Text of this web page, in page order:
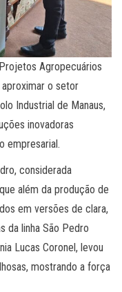
Agropecuários
o setor
Industrial de Manaus,
inovadoras
empresarial.
considerada
além da produção de
em versões de clara,
da linha São Pedro
Lucas Coronel, levou
mostrando a força